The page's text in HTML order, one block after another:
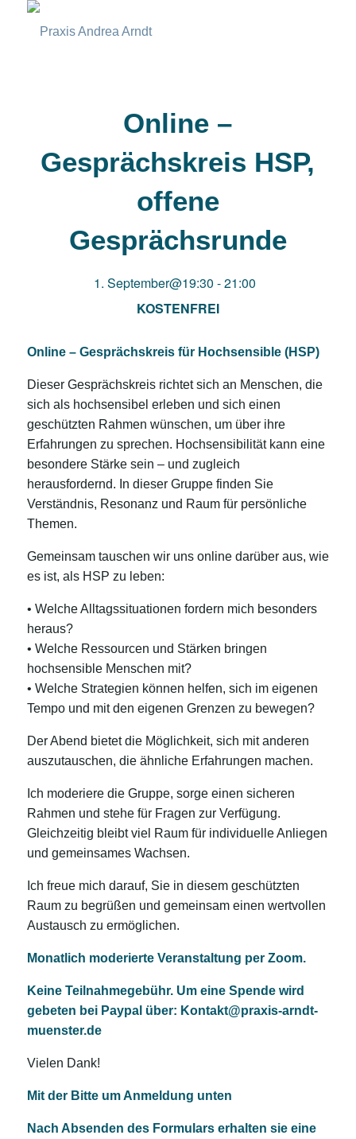
Online –
Gesprächskreis HSP,
offene
Gesprächsrunde
1. September@19:30 -21:00
KOSTENFREI
Online – Gesprächskreis für Hochsensible (HSP)
Dieser Gesprächskreis richtet sich an Menschen, die
sich als hochsensibel erleben und sich einen
geschützten Rahmen wünschen, um über ihre
Erfahrungen zu sprechen. Hochsensibilität kann eine
besondere Stärke sein – und zugleich
herausfordernd. In dieser Gruppe finden Sie
Verständnis, Resonanz und Raum für persönliche
Themen.
Gemeinsam tauschen wir uns online darüber aus, wie
es ist, als HSP zu leben:
• Welche Alltagssituationen fordern mich besonders
heraus?
• Welche Ressourcen und Stärken bringen
hochsensible Menschen mit?
• Welche Strategien können helfen, sich im eigenen
Tempo und mit den eigenen Grenzen zu bewegen?
Der Abend bietet die Möglichkeit, sich mit anderen
auszutauschen, die ähnliche Erfahrungen machen.
Ich moderiere die Gruppe, sorge einen sicheren
Rahmen und stehe für Fragen zur Verfügung.
Gleichzeitig bleibt viel Raum für individuelle Anliegen
und gemeinsames Wachsen.
Ich freue mich darauf, Sie in diesem geschützten
Raum zu begrüßen und gemeinsam einen wertvollen
Austausch zu ermöglichen.
Monatlich moderierte Veranstaltung per Zoom.
Keine Teilnahmegebühr. Um eine Spende wird
gebeten bei Paypal über: Kontakt@praxis-arndt-
muenster.de
Vielen Dank!
Mit der Bitte um Anmeldung unten
Nach Absenden des Formulars erhalten sie eine